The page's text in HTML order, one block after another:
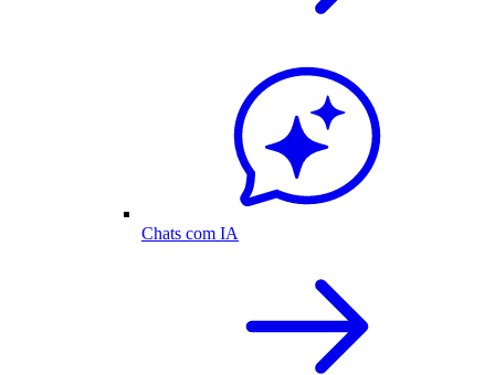
Chats com IA